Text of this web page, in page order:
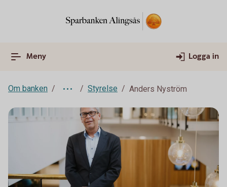
Meny Logga in
Om banken Styrelse Anders Nyström